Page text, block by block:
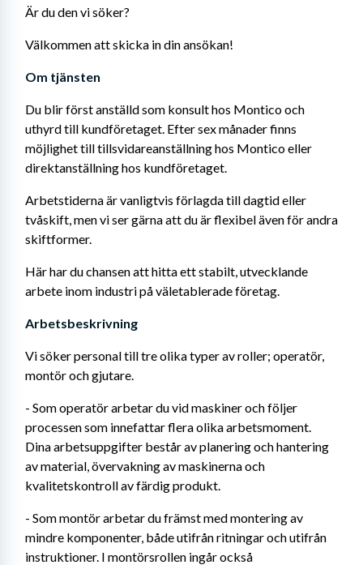
Är du den vi söker?
Välkommen att skicka in din ansökan!
Om tjänsten
Du blir först anställd som konsult hos Montico och
uthyrd till kundföretaget. Efter sex månader finns
möjlighet till tillsvidareanställning hos Montico eller
direktanställning hos kundföretaget.
Arbetstiderna är vanligtvis förlagda till dagtid eller
tvåskift, men vi ser gärna att du är flexibel även för andra
skiftformer.
Här har du chansen att hitta ett stabilt, utvecklande
arbete inom industri på väletablerade företag.
Arbetsbeskrivning
Vi söker personal till tre olika typer av roller; operatör,
montör och gjutare.
- Som operatör arbetar du vid maskiner och följer
processen som innefattar flera olika arbetsmoment.
Dina arbetsuppgifter består av planering och hantering
av material, övervakning av maskinerna och
kvalitetskontroll av färdig produkt.
- Som montör arbetar du främst med montering av
mindre komponenter, både utifrån ritningar och utifrån
instruktioner. I montörsrollen ingår också